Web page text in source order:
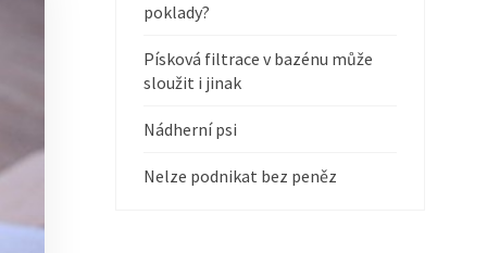
poklady?
Písková filtrace v bazénu může
sloužit i jinak
Nádherní psi
Nelze podnikat bez peněz